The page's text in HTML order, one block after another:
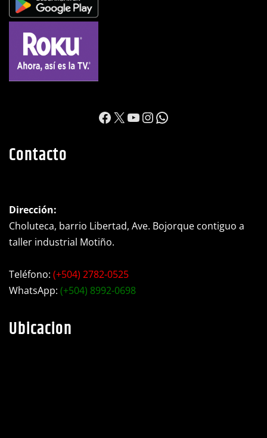
https://
X YouTube
Instagram
WhatsApp
Contacto
Dirección:
Choluteca, barrio Libertad, Ave. Bojorque contiguo a
taller industrial Motiño.
Teléfono: (+504) 2782-0525
WhatsApp: (+504) 8992-0698
Ubicacion